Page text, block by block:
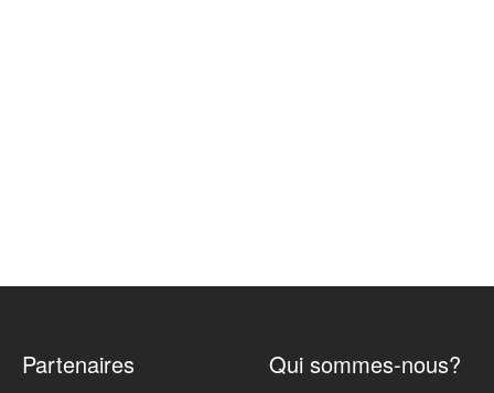
Partenaires Qui sommes-nous?